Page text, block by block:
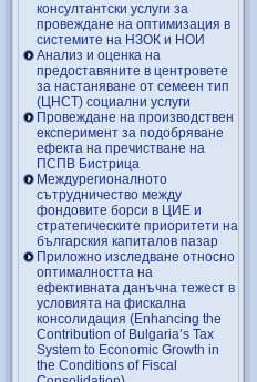
консултантски услуги за
провеждане на оптимизация в
системите на НЗОК и НОИ
Анализ и оценка на
предоставяните в центровете
за настаняване от семеен тип
(ЦНСТ) социални услуги
Провеждане на производствен
експеримент за подобряване
ефекта на пречистване на
ПСПВ Бистрица
Междурегионалното
сътрудничество между
фондовите борси в ЦИЕ и
стратегическите приоритети на
българския капиталов пазар
Приложно изследване относно
оптималността на
ефективната данъчна тежест в
условията на фискална
консолидация (Enhancing the
Contribution of Bulgaria’s Tax
System to Economic Growth in
the Conditions of Fiscal